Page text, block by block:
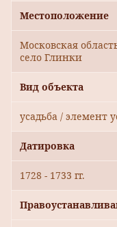
Местоположение
Московская
село Глинки
Вид объекта
усадьба / элемент
Датировка
1728 - 1733 гг.